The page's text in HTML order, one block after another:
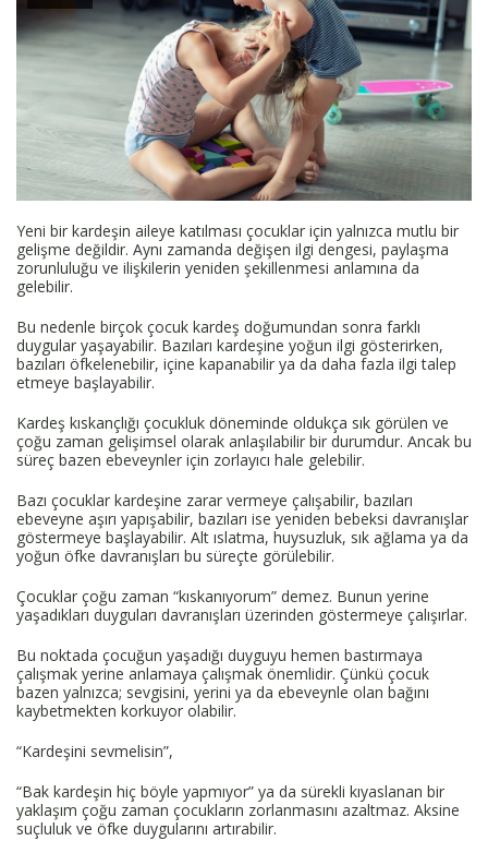
Yeni bir kardeşin aileye katılması çocuklar için yalnızca mutlu bir
gelişme değildir. Aynı zamanda değişen ilgi dengesi, paylaşma
zorunluluğu ve ilişkilerin yeniden şekillenmesi anlamına da
gelebilir.
Bu nedenle birçok çocuk kardeş doğumundan sonra farklı
duygular yaşayabilir. Bazıları kardeşine yoğun ilgi gösterirken,
bazıları öfkelenebilir, içine kapanabilir ya da daha fazla ilgi talep
etmeye başlayabilir.
Kardeş kıskançlığı çocukluk döneminde oldukça sık görülen ve
çoğu zaman gelişimsel olarak anlaşılabilir bir durumdur. Ancak bu
süreç bazen ebeveynler için zorlayıcı hale gelebilir.
Bazı çocuklar kardeşine zarar vermeye çalışabilir, bazıları
ebeveyne aşırı yapışabilir, bazıları ise yeniden bebeksi davranışlar
göstermeye başlayabilir. Alt ıslatma, huysuzluk, sık ağlama ya da
yoğun öfke davranışları bu süreçte görülebilir.
Çocuklar çoğu zaman “kıskanıyorum” demez. Bunun yerine
yaşadıkları duyguları davranışları üzerinden göstermeye çalışırlar.
Bu noktada çocuğun yaşadığı duyguyu hemen bastırmaya
çalışmak yerine anlamaya çalışmak önemlidir. Çünkü çocuk
bazen yalnızca; sevgisini, yerini ya da ebeveynle olan bağını
kaybetmekten korkuyor olabilir.
“Kardeşini sevmelisin”,
“Bak kardeşin hiç böyle yapmıyor” ya da sürekli kıyaslanan bir
yaklaşım çoğu zaman çocukların zorlanmasını azaltmaz. Aksine
suçluluk ve öfke duygularını artırabilir.